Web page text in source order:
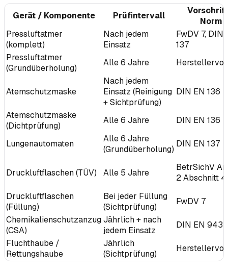
Gerät / Komponente Prüfintervall
Norm
Pressluftatmer
(komplett)
Nach jedem
Einsatz
FwDV 7, DIN
137
Pressluftatmer
(Grundüberholung)
Alle 6 Jahre
Atemschutzmaske
Nach jedem
Einsatz (Reinigung
+ Sichtprüfung)
DIN EN 136
Atemschutzmaske
(Dichtprüfung)
Alle 6 Jahre DIN EN 136
Lungenautomaten
Alle 6 Jahre
(Grundüberholung)
DIN EN 137
Druckluftflaschen (TÜV) Alle 5 Jahre
BetrSichV
2 Abschnitt 4
Druckluftflaschen
(Füllung)
Bei jeder Füllung
(Sichtprüfung)
FwDV 7
Chemikalienschutzanzug
(CSA)
Jährlich + nach
jedem Einsatz
DIN EN 943
Fluchthaube /
Rettungshaube
Jährlich
(Sichtprüfung)